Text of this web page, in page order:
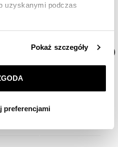
uzyskanymi podczas
wPolityce
wybrać jaki rodzaj plików
Pokaż szczegóły
preferencjami
Złote kolczyki z kwarcami